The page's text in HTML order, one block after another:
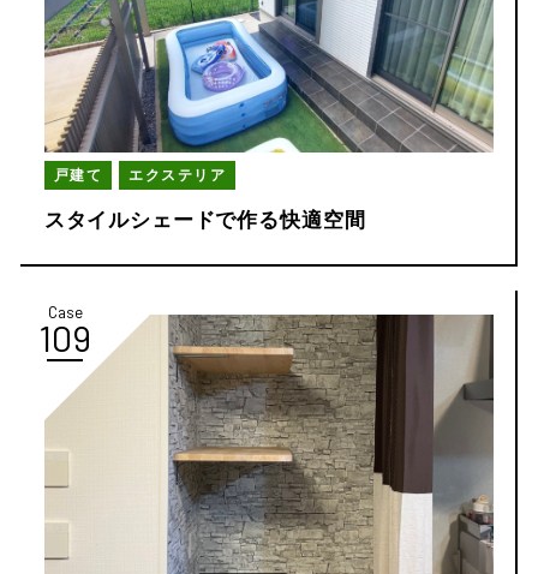
戸建て エクステリア
スタイルシェードで作る快適空間
Case
109